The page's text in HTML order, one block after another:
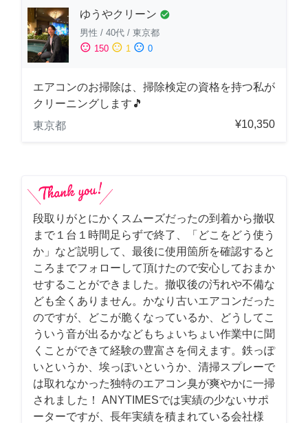
ゆうやクリーン check_circle
男性 / 40代 / 東京都
sentiment_satisfied 150 sentiment_neutral 1 sentiment_dissatisfied 0
エアコンのお掃除は、掃除検定の資格を持つ私が
クリーニングします🎵
東京都
¥10,350
段取りがとにかくスムーズだったの到着から撤収
まで１台１時間足らずで終了、「どこをどう使う
か」など説明して、最後に使用箇所を確認すると
ころまでフォローして頂けたので安心しておまか
せすることができました。撤収後の汚れや不備な
ども全くありません。かなり古いエアコンだった
のですが、どこが脆くなっているか、どうしてこ
ういう音が出るかなどもちょいちょい作業中に聞
くことができて経験の豊富さを伺えます。鉄っぽ
いというか、埃っぽいというか、清掃スプレーで
は取れなかった独特のエアコン臭が爽やかに一掃
されました！ ANYTIMESでは実績の少ないサポ
ーターですが、長年実績を積まれている会社様